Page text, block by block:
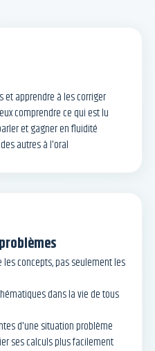
et apprendre à les corriger
comprendre ce qui est lu
et gagner en fluidité
autres à l'oral
concepts, pas seulement les
dans la vie de tous
d'une situation problème
ses calculs plus facilement